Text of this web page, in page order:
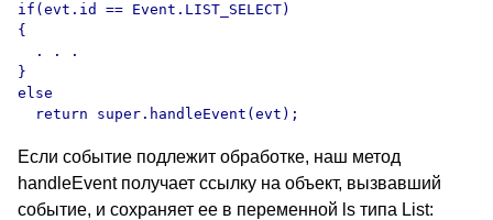
if(evt.id == Event.LIST_SELECT)
{
  . . .
}
else
Если событие подлежит обработке, наш метод
handleEvent получает ссылку на объект, вызвавший
событие, и сохраняет ее в переменной ls типа List: